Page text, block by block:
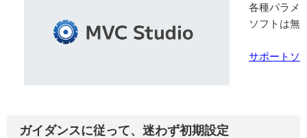
各種パラメ
ソフトは無
サポートソ
ガイダンスに従って、迷わず初期設定